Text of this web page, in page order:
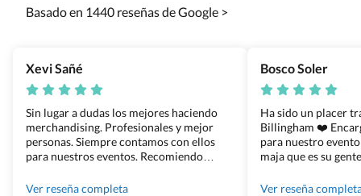
Basado en 1440 reseñas de Google >
Xevi Sañé
Sin lugar a dudas los mejores haciendo
merchandising. Profesionales y mejor
personas. Siempre contamos con ellos
para nuestros eventos. Recomiendo
Ver reseña completa
Bosco Soler
Ha sido un placer
Billingham ❤️
para nuestro
maja que es su
100%
Ver reseña